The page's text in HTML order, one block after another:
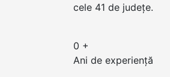
cele 41 de județe.
0 +
Ani de experiență